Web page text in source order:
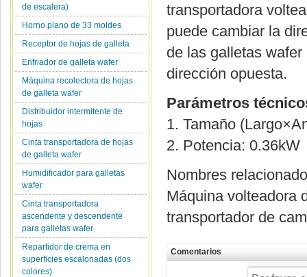
de escalera)
Horno plano de 33 moldes
Receptor de hojas de galleta
Enfriador de galleta wafer
Máquina recolectora de hojas
de galleta wafer
Distribuidor intermitente de
hojas
Cinta transportadora de hojas
de galleta wafer
Humidificador para galletas
wafer
Cinta transportadora
ascendente y descendente
para galletas wafer
Repartidor de crema en
superficies escalonadas (dos
colores)
transportadora
puede cambiar la
de las galletas
dirección opuesta.
Parámetros
1. Tamaño
2. Potencia: 0.36kW
Nombres
Máquina volteadora
transportador de
Comentarios